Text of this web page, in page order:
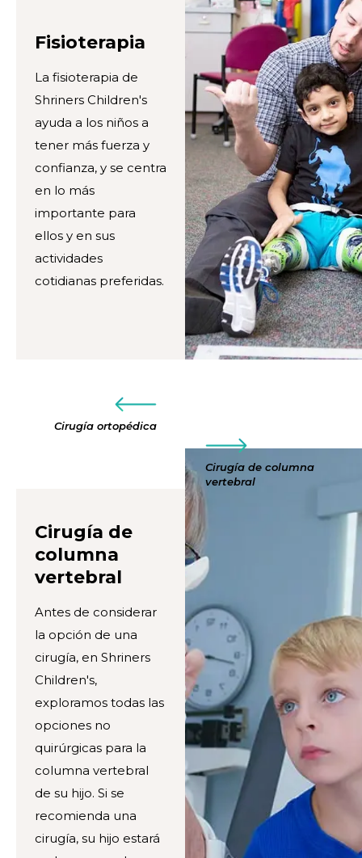
Fisioterapia
La fisioterapia de
Shriners Children's
ayuda a los niños a
tener más fuerza y
confianza, y se centra
en lo más
importante para
ellos y en sus
actividades
cotidianas preferidas.
Cirugía ortopédica
Cirugía de columna
vertebral
Cirugía de
columna
vertebral
Antes de considerar
la opción de una
cirugía, en Shriners
Children's,
exploramos todas las
opciones no
quirúrgicas para la
columna vertebral
de su hijo. Si se
recomienda una
cirugía, su hijo estará